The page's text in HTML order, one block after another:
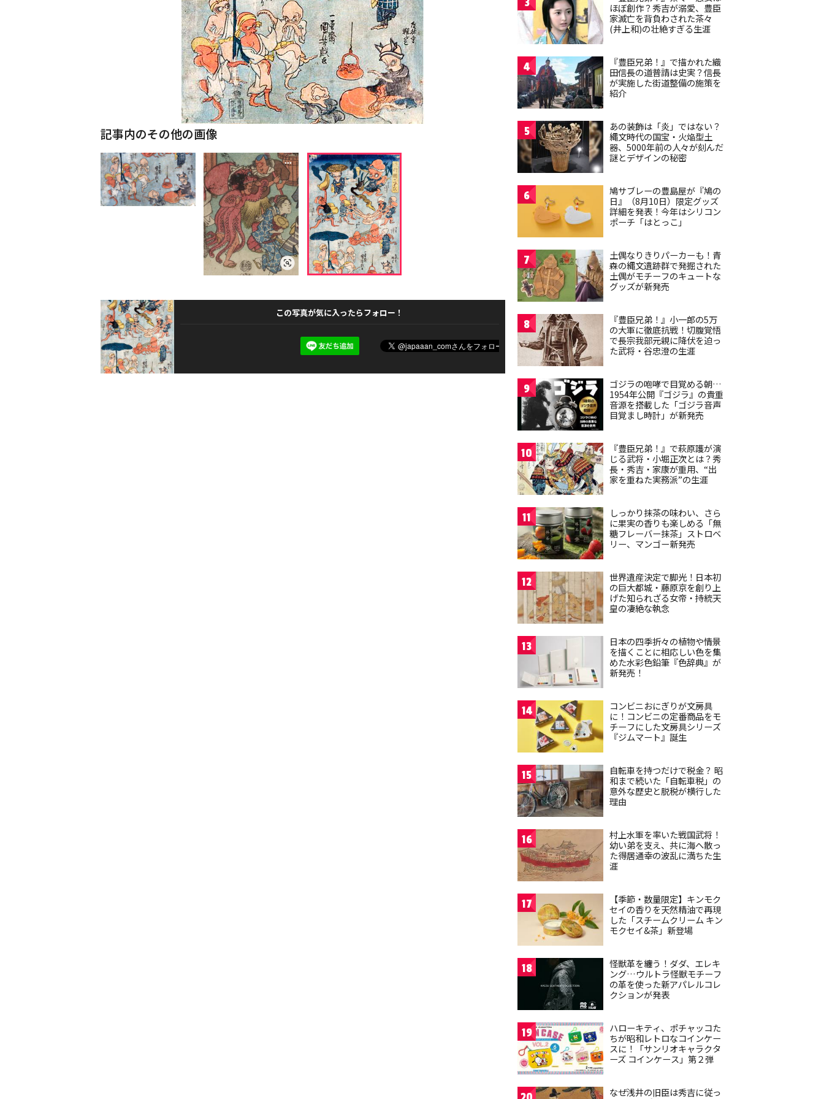
記事内のその他の画像
この写真が気に入ったらフォロー！
ほぼ創作？秀吉が溺愛、豊臣
家滅亡を背負わされた茶々
(井上和)の壮絶すぎる生涯
4
『豊臣兄弟！』で描かれた織
田信長の道普請は史実？信長
が実施した街道整備の施策を
紹介
5
あの装飾は「炎」ではない？
縄文時代の国宝・火焔型土
器、5000年前の人々が刻んだ
謎とデザインの秘密
6
鳩サブレーの豊島屋が『鳩の
日』（8月10日）限定グッズ
詳細を発表！今年はシリコン
ポーチ「はとっこ」
7
土偶なりきりパーカーも！青
森の縄文遺跡群で発掘された
土偶がモチーフのキュートな
グッズが新発売
8
『豊臣兄弟！』小一郎の5万
の大軍に徹底抗戦！切腹覚悟
で長宗我部元親に降伏を迫っ
た武将・谷忠澄の生涯
9
ゴジラの咆哮で目覚める朝…
1954年公開『ゴジラ』の貴重
音源を搭載した「ゴジラ音声
目覚まし時計」が新発売
10
『豊臣兄弟！』で萩原護が演
じる武将・小堀正次とは？秀
長・秀吉・家康が重用、“出
家を重ねた実務派”の生涯
11
しっかり抹茶の味わい、さら
に果実の香りも楽しめる「無
糖フレーバー抹茶」ストロベ
リー、マンゴー新発売
12
世界遺産決定で脚光！日本初
の巨大都城・藤原京を創り上
げた知られざる女帝・持統天
皇の凄絶な執念
13
日本の四季折々の植物や情景
を描くことに相応しい色を集
めた水彩色鉛筆『色辞典』が
新発売！
14
コンビニおにぎりが文房具
に！コンビニの定番商品をモ
チーフにした文房具シリーズ
『ジムマート』誕生
15
自転車を持つだけで税金？ 昭
和まで続いた「自転車税」の
意外な歴史と脱税が横行した
理由
16
村上水軍を率いた戦国武将！
幼い弟を支え、共に海へ散っ
た得居通幸の波乱に満ちた生
涯
17
【季節・数量限定】キンモク
セイの香りを天然精油で再現
した「スチームクリーム キン
モクセイ&茶」新登場
18
怪獣革を纏う！ダダ、エレキ
ング…ウルトラ怪獣モチーフ
の革を使った新アパレルコレ
クションが発表
19
ハローキティ、ポチャッコた
ちが昭和レトロなコインケー
スに！「サンリオキャラクタ
ーズ コインケース」第２弾
なぜ浅井の旧臣は秀吉に従っ